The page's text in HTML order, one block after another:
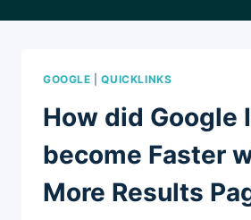
GOOGLE |QUICKLINKS
How did Google
become Faster
More Results